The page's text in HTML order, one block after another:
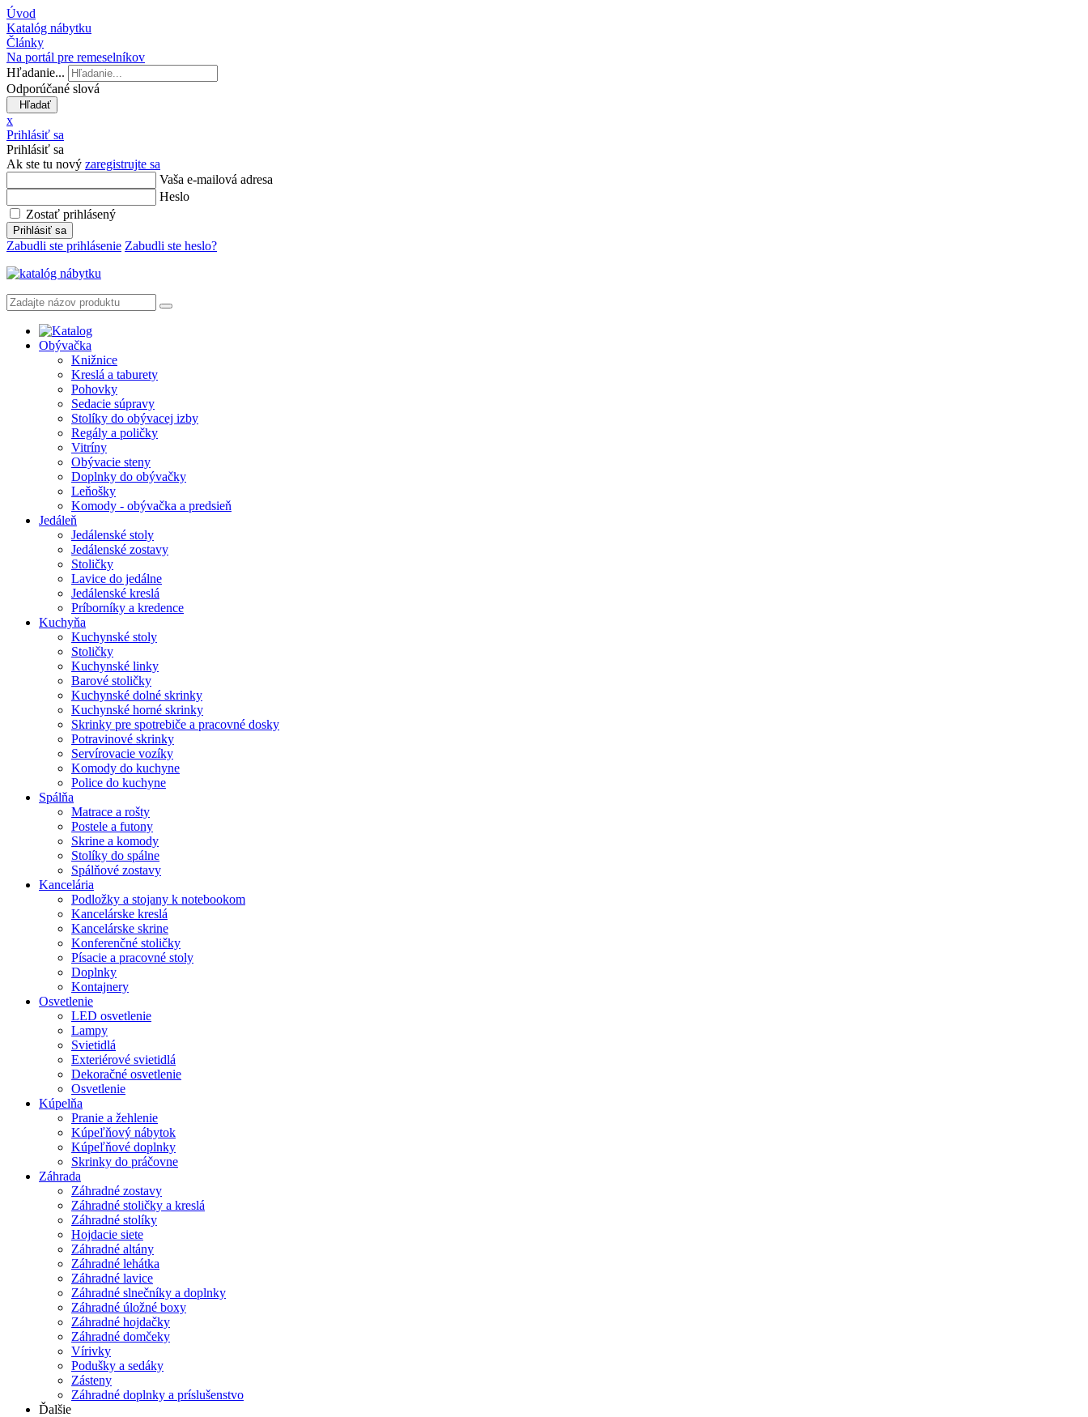
Úvod
Katalóg nábytku
Články
Na portál pre remeselníkov
Hľadanie...
Odporúčané slová
Hľadať
x
Prihlásiť sa
Prihlásiť sa
Ak ste tu nový zaregistrujte sa
Vaša e-mailová adresa
Heslo
Zostať prihlásený
Prihlásiť sa
Zabudli ste prihlásenie Zabudli ste heslo?
Obývačka
Knižnice
Kreslá a taburety
Pohovky
Sedacie súpravy
Stolíky do obývacej izby
Regály a poličky
Vitríny
Obývacie steny
Doplnky do obývačky
Leňošky
Komody - obývačka a predsieň
Jedáleň
Jedálenské stoly
Jedálenské zostavy
Stoličky
Lavice do jedálne
Jedálenské kreslá
Príborníky a kredence
Kuchyňa
Kuchynské stoly
Stoličky
Kuchynské linky
Barové stoličky
Kuchynské dolné skrinky
Kuchynské horné skrinky
Skrinky pre spotrebiče a pracovné dosky
Potravinové skrinky
Servírovacie vozíky
Komody do kuchyne
Police do kuchyne
Spálňa
Matrace a rošty
Postele a futony
Skrine a komody
Stolíky do spálne
Spálňové zostavy
Kancelária
Podložky a stojany k notebookom
Kancelárske kreslá
Kancelárske skrine
Konferenčné stoličky
Písacie a pracovné stoly
Doplnky
Kontajnery
Osvetlenie
LED osvetlenie
Lampy
Svietidlá
Exteriérové svietidlá
Dekoračné osvetlenie
Osvetlenie
Kúpelňa
Pranie a žehlenie
Kúpeľňový nábytok
Kúpeľňové doplnky
Skrinky do práčovne
Záhrada
Záhradné zostavy
Záhradné stoličky a kreslá
Záhradné stolíky
Hojdacie siete
Záhradné altány
Záhradné lehátka
Záhradné lavice
Záhradné slnečníky a doplnky
Záhradné úložné boxy
Záhradné hojdačky
Záhradné domčeky
Vírivky
Podušky a sedáky
Zásteny
Záhradné doplnky a príslušenstvo
Ďalšie